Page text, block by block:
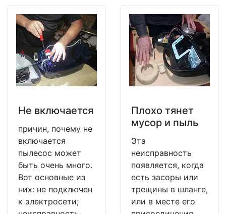
Не включается
причин, почему не
включается
пылесос может
быть очень много.
Вот основные из
них: не подключен
к электросети;
Плохо тянет
мусор и пыль
Эта
неисправность
появляется, когда
есть засоры или
трещины в шланге,
или в месте его